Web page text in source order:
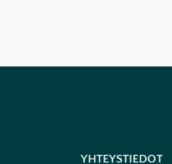
YHTEYSTIEDOT